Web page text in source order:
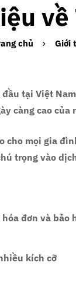
chủ Giới
đầu tại Việt
càng cao của
cho mọi gia
trọng vào
đơn và bảo
kích cỡ